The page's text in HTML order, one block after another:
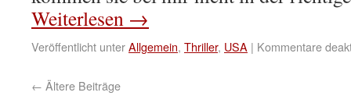
Weiterlesen →
Veröffentlicht unterAllgemein, Thriller, USA | Kommentare
← Ältere Beiträge